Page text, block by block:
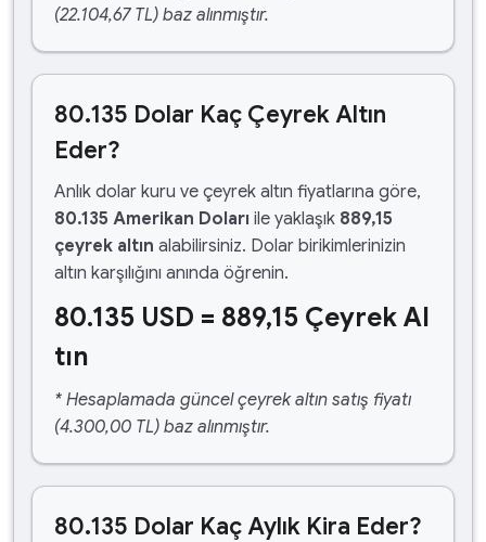
(22.104,67 TL) baz alınmıştır.
80.135 Dolar Kaç Çeyrek Altın
Eder?
Anlık dolar kuru ve çeyrek altın fiyatlarına göre,
80.135 Amerikan Doları ile yaklaşık 889,15
çeyrek altın alabilirsiniz. Dolar birikimlerinizin
altın karşılığını anında öğrenin.
80.135 USD = 889,15 Çeyrek Al
tın
* Hesaplamada güncel çeyrek altın satış fiyatı
(4.300,00 TL) baz alınmıştır.
80.135 Dolar Kaç Aylık Kira Eder?